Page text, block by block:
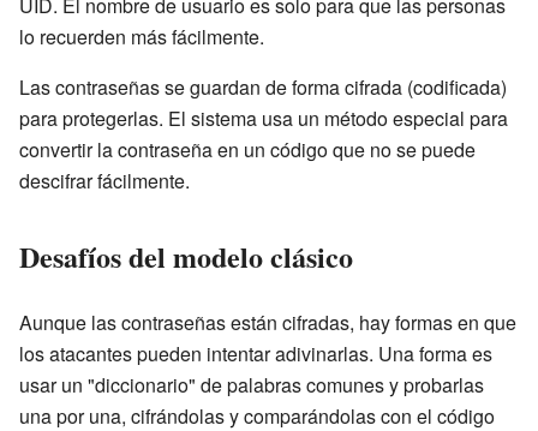
lo recuerden más fácilmente.
Las contraseñas se guardan de forma cifrada (codificada)
para protegerlas. El sistema usa un método especial para
convertir la contraseña en un código que no se puede
descifrar fácilmente.
Desafíos del modelo clásico
Aunque las contraseñas están cifradas, hay formas en que
los atacantes pueden intentar adivinarlas. Una forma es
usar un "diccionario" de palabras comunes y probarlas
una por una, cifrándolas y comparándolas con el código